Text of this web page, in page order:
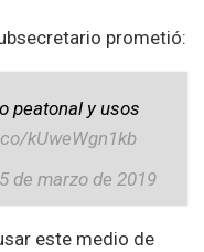
prometió:
peatonal y usos
kUweWgn1kb
de marzo de 2019
este medio de